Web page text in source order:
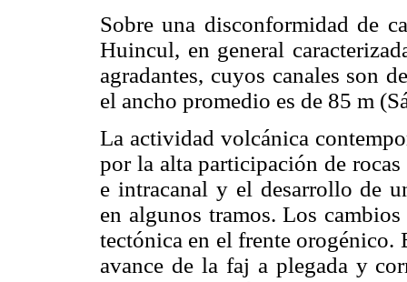
Sobre una disconformidad de
Huincul, en general
agradantes, cuyos canales son
el ancho promedio es de 85 m
La actividad volcánica
por la alta participación de
e intracanal y el desarrollo de
en algunos tramos. Los
tectónica en el frente orogénico.
avance de la faj a plegada y